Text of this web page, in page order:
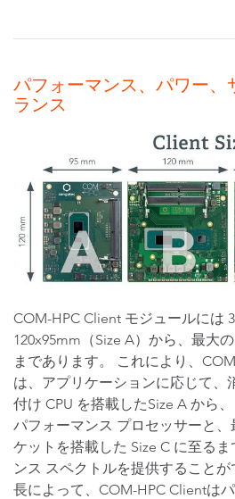
パフォーマンス、パワー、
ランス
COM-HPC Client モジュールには
120x95mm（Size A）から、最大の
まであります。 これにより、
は、アプリケーションに応じて、
付け CPU を搭載したSize A から
パフォーマンス プロセッサーと、
ケットを搭載した Size C に至る
ンス スペクトルを提供すること
長によって、COM-HPC Clientは